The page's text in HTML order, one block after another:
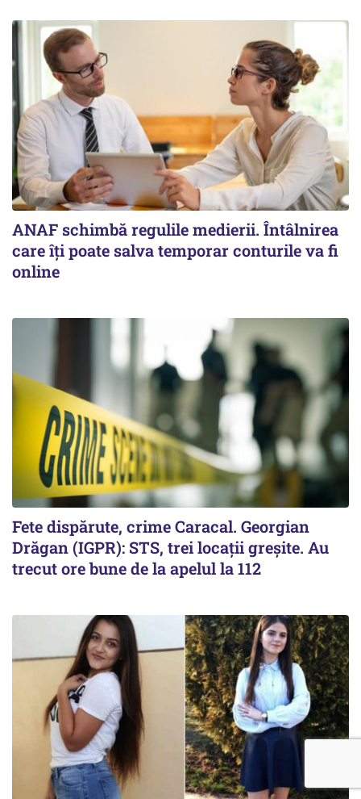
ANAF schimbă regulile medierii. Întâlnirea
care îți poate salva temporar conturile va fi
online
Fete dispărute, crime Caracal. Georgian
Drăgan (IGPR): STS, trei locații greșite. Au
trecut ore bune de la apelul la 112